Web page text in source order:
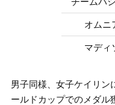
オムニ
マディ
男子同様、女子ケイリン
ールドカップでのメダル